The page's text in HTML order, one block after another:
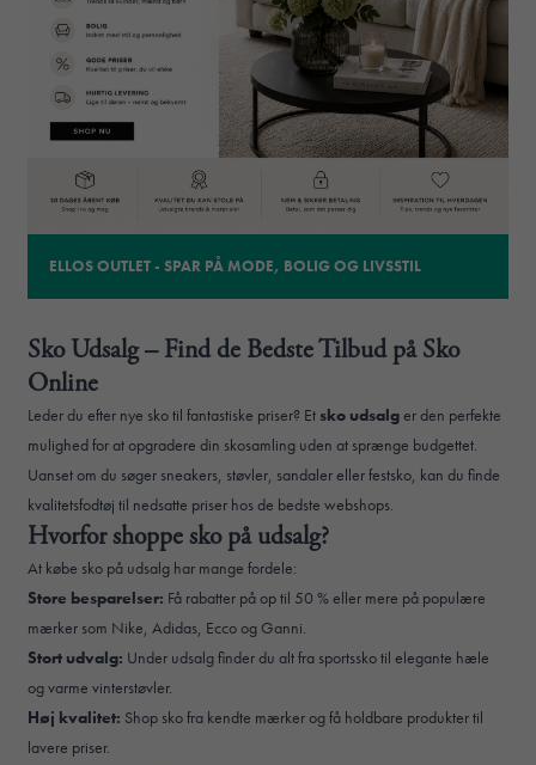
ELLOS OUTLET - SPAR PÅ MODE, BOLIG OG LIVSSTIL
Sko Udsalg – Find de Bedste Tilbud på Sko
Online
Leder du efter nye sko til fantastiske priser? Et sko udsalger den perfekte
mulighed for at opgradere din skosamling uden at sprænge budgettet.
Uanset om du søger sneakers, støvler, sandaler eller festsko, kan du finde
kvalitetsfodtøj til nedsatte priser hos de bedste webshops.
Hvorfor shoppe sko på udsalg?
At købe sko på udsalg har mange fordele:
Store besparelser: Få rabatter på op til 50 % eller mere på populære
mærker som Nike, Adidas, Ecco og Ganni.
Stort udvalg: Under udsalg finder du alt fra sportssko til elegante hæle
og varme vinterstøvler.
Høj kvalitet: Shop sko fra kendte mærker og få holdbare produkter til
lavere priser.